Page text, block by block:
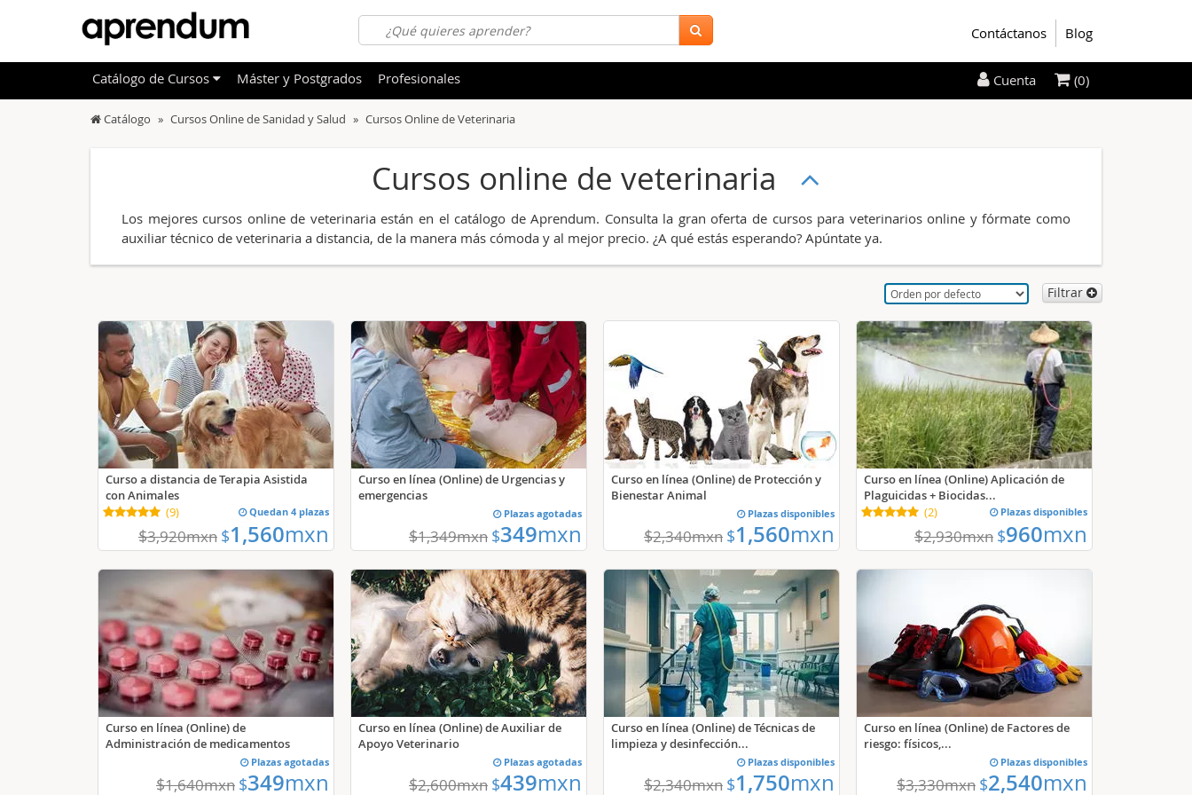
NOVEDADES DE NUESTRO CATÁLOGO
Informática
Administración de Empresas
Otras Temáticas
Marketing y Comunicación
Finanzas
Medio Ambiente
Contáctanos Blog
Catálogo Cursos Online de Sanidad y Salud Cursos Online de Veterinaria
Cursos online de veterinaria
Los mejores cursos online de veterinaria están en el catálogo de Aprendum. Consulta la gran oferta de cursos para veterinarios online y fórmate como
auxiliar técnico de veterinaria a distancia, de la manera más cómoda y al mejor precio. ¿A qué estás esperando? Apúntate ya.
Filtrar
Curso a distancia de Terapia Asistida
con Animales
(9) Quedan 4 plazas
$3,920mxn $1,560mxn
Curso en línea (Online) de Urgencias y
emergencias
Plazas agotadas
$1,349mxn $349mxn
Curso en línea (Online) de Protección y
Bienestar Animal
Plazas disponibles
$2,340mxn $1,560mxn
Curso en línea (Online) Aplicación de
Plaguicidas + Biocidas...
(2) Plazas disponibles
$2,930mxn $960mxn
Curso en línea (Online) de
Administración de medicamentos
Plazas agotadas
$1,640mxn $349mxn
Curso en línea (Online) de Auxiliar de
Apoyo Veterinario
Plazas agotadas
$2,600mxn $439mxn
Curso en línea (Online) de Técnicas de
limpieza y desinfección...
Plazas disponibles
$2,340mxn $1,750mxn
Curso en línea (Online) de Factores de
riesgo: físicos,...
Plazas disponibles
$3,330mxn $2,540mxn
Catálogo de Cursos Máster y Postgrados Profesionales Cuenta (0)